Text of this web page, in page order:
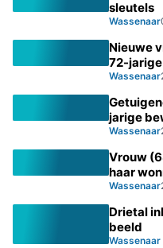
Fraudeurs
Opsporingslijst
Cold Cases
Tip doorgeven
sleutels
Wassenaar
Nieuwe
72-
Wassenaar
jarige
Wassenaar
Vrouw
haar
Wassenaar
Drietal
beeld